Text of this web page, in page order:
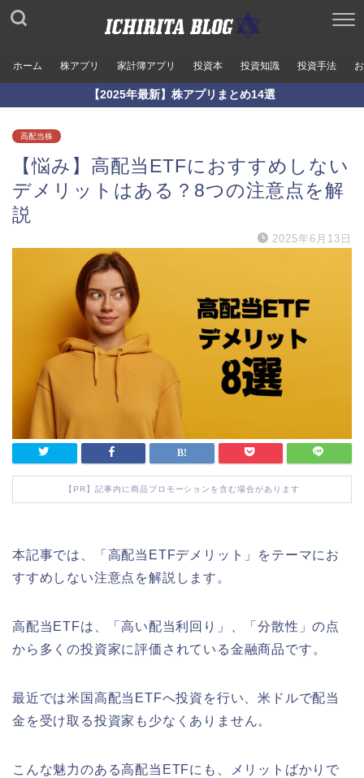
ホーム 株アプリ 家計簿アプリ 投資本 投資知識 投資手法
【2025年最新】株アプリまとめ14選
高配当株
【悩み】高配当ETFにおすすめしない
デメリットはある？8つの注意点を解
説
2025年6月13日
【PR】記事内に商品プロモーションを含む場合があります
本記事では、「高配当ETFデメリット」をテーマにお
すすめしない注意点を解説します。
高配当ETFは、「高い配当利回り」、「分散性」の点
から多くの投資家に評価されている金融商品です。
最近では米国高配当ETFへ投資を行い、米ドルで配当
金を受け取る投資家も少なくありません。
こんな魅力のある高配当ETFにも、メリットばかりで